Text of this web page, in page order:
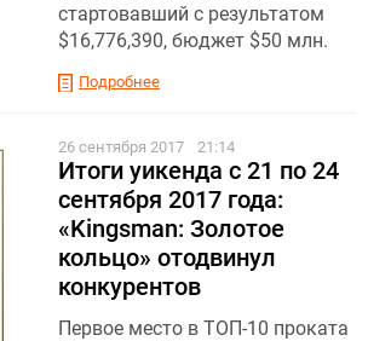
стартовавший с результатом
$16,776,390, бюджет $50 млн.
Подробнее
26 сентября 2017 21:14
Итоги уикенда с 21 по 24
сентября 2017 года:
«Kingsman: Золотое
кольцо» отодвинул
конкурентов
Первое место в ТОП-10 проката